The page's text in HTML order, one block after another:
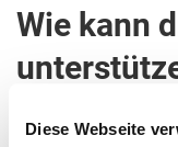
Diese Webseite
Wie kann
Die Wiener